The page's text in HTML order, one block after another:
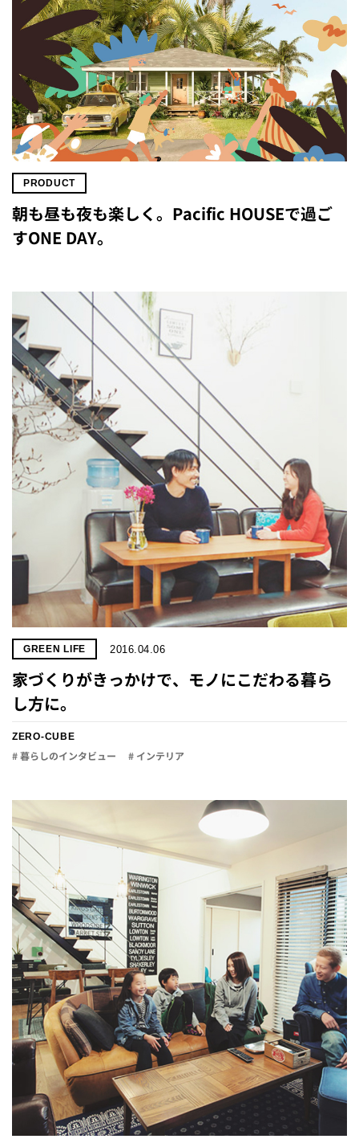
PRODUCT
朝も昼も夜も楽しく。Pacific HOUSEで過ご
すONE DAY。
GREEN LIFE 2016.04.06
家づくりがきっかけで、モノにこだわる暮ら
し方に。
ZERO-CUBE
# 暮らしのインタビュー # インテリア